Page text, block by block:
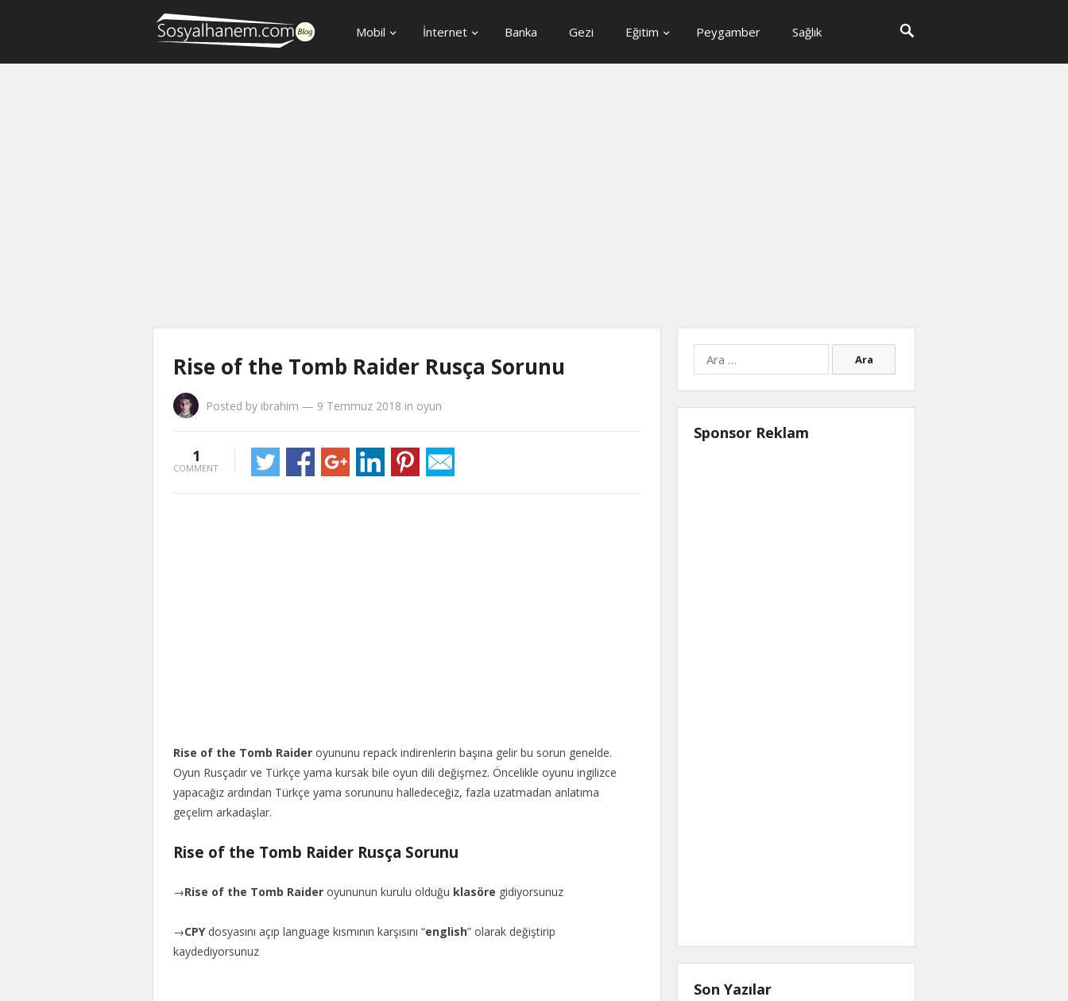
Mobil İnternet Banka Gezi Eğitim Peygamber Sağlık
Rise of the Tomb Raider Rusça Sorunu
Posted by ibrahim — 9 Temmuz 2018 in oyun
1
COMMENT
Rise of the Tomb Raider oyununu repack indirenlerin başına gelir bu sorun genelde.
Oyun Rusçadır ve Türkçe yama kursak bile oyun dili değişmez. Öncelikle oyunu ingilizce
yapacağız ardından Türkçe yama sorununu halledeceğiz, fazla uzatmadan anlatıma
geçelim arkadaşlar.
Rise of the Tomb Raider Rusça Sorunu
→Rise of the Tomb Raider oyununun kurulu olduğu klasöre gidiyorsunuz
→CPYdosyasını açıp language kısmının karşısını “english” olarak değiştirip
kaydediyorsunuz
Sponsor Reklam
Son Yazılar